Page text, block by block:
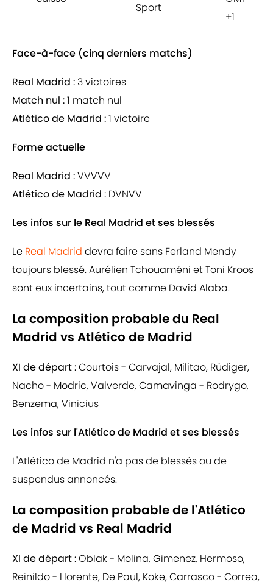
Sport
+1
Face-à-face (cinq derniers matchs)
Real Madrid : 3 victoires
Match nul :1 match nul
Atlético de Madrid :1 victoire
Forme actuelle
Real Madrid :VVVVV
Atlético de Madrid : DVNVV
Les infos sur le Real Madrid et ses blessés
Le Real Madrid devra faire sans Ferland Mendy
toujours blessé. Aurélien Tchouaméni et Toni Kroos
sont eux incertains, tout comme David Alaba.
La composition probable du Real
Madrid vs Atlético de Madrid
XI de départ :Courtois - Carvajal, Militao, Rüdiger,
Nacho - Modric, Valverde, Camavinga - Rodrygo,
Benzema, Vinicius
Les infos sur l'Atlético de Madrid et ses blessés
L'Atlético de Madrid n'a pas de blessés ou de
suspendus annoncés.
La composition probable de l'Atlético
de Madrid vs Real Madrid
XI de départ :Oblak - Molina, Gimenez, Hermoso,
Reinildo - Llorente, De Paul, Koke, Carrasco - Correa,